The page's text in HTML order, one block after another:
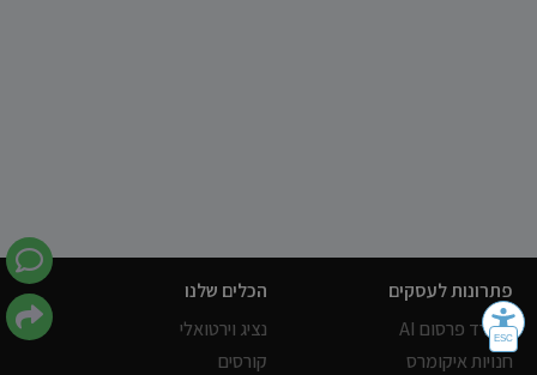
פתרונות לעסקים
משרד פרסום AI
חנויות איקומרס
הכלים שלנו
נציג וירטואלי
קורסים